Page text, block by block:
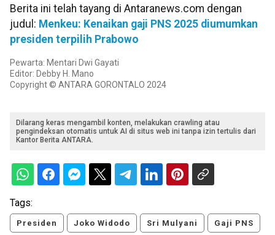
Berita ini telah tayang di Antaranews.com dengan
judul: Menkeu: Kenaikan gaji PNS 2025 diumumkan
presiden terpilih Prabowo
Pewarta: Mentari Dwi Gayati
Editor: Debby H. Mano
Copyright © ANTARA GORONTALO 2024
Dilarang keras mengambil konten, melakukan crawling atau
pengindeksan otomatis untuk AI di situs web ini tanpa izin tertulis dari
Kantor Berita ANTARA.
Tags:
Presiden Joko Widodo Sri Mulyani Gaji PNS